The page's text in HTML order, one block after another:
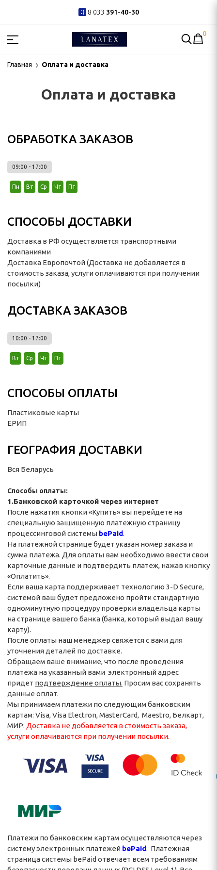
8 033 391-40-30
для любимых
пяткой
ткани
подголовник
автомобиля
ШЕРСТИ НА
ОСНОВЕ
И ДЛЯ
0
Главная Оплата и доставка
Оплата и доставка
ОБРАБОТКА ЗАКАЗОВ
09:00 - 17:00
Пн Вт Ср Чт Пт
СПОСОБЫ ДОСТАВКИ
Доставка в РФ осуществляется транспортными
компаниями
Доставка Европочтой (Доставка не добавляется в
стоимость заказа, услуги оплачиваются при получении
посылки)
ДОСТАВКА ЗАКАЗОВ
10:00 - 17:00
Вт Ср Чт Пт
СПОСОБЫ ОПЛАТЫ
Пластиковые карты
ЕРИП
ГЕОГРАФИЯ ДОСТАВКИ
Вся Беларусь
Способы оплаты:
1.Банковской карточкой через интернет
После нажатия кнопки «Купить» вы перейдете на
специальную защищенную платежную страницу
процессинговой системы bePaid.
На платежной странице будет указан номер заказа и
сумма платежа. Для оплаты вам необходимо ввести свои
карточные данные и подтвердить платеж, нажав кнопку
«Оплатить».
Если ваша карта поддерживает технологию 3-D Secure,
системой ваш будет предложено пройти стандартную
одноминутную процедуру проверки владельца карты
на странице вашего банка (банка, который выдал вашу
карту).
После оплаты наш менеджер свяжется с вами для
уточнения деталей по доставке.
Обращаем ваше внимание, что после проведения
платежа на указанный вами электронный адрес
придет подтверждение оплаты. Просим вас сохранять
данные оплат.
Мы принимаем платежи по следующим банковским
картам: Visa, Visa Electron, MasterCard, Maestro, Белкарт,
МИР: Доставка не добавляется в стоимость заказа,
услуги оплачиваются при получении посылки.
Платежи по банковским картам осуществляются через
систему электронных платежей bePaid. Платежная
страница системы bePaid отвечает всем требованиям